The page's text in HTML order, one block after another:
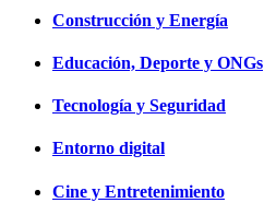
Construcción y Energía
Educación, Deporte y ONGs
Tecnología y Seguridad
Entorno digital
Cine y Entretenimiento